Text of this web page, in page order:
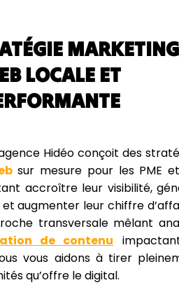
MARKETING
LOCALE ET
Hidéo conçoit des
sur mesure pour les PME
accroître leur visibilité,
augmenter leur chiffre
transversale mêlant
de contenu
vous aidons à tirer
qu’offre le digital.